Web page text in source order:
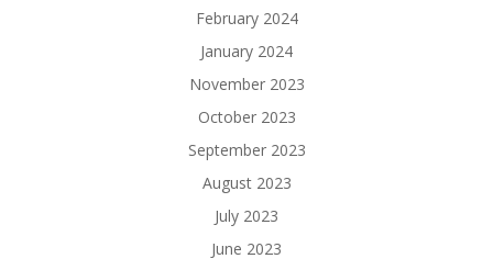
February 2024
January 2024
November 2023
October 2023
September 2023
August 2023
July 2023
June 2023